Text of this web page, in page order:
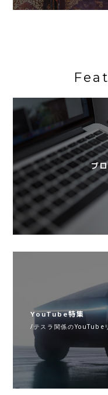
ブ
YouTube特集
/テスラ関係のYouTube